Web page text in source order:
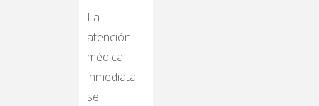
La
atención
médica
inmediata
se